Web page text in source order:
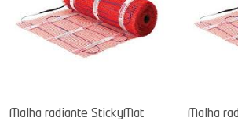
Malha radiante StickyMat
Malha